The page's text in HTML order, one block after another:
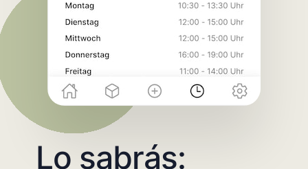
Lo sabrás: